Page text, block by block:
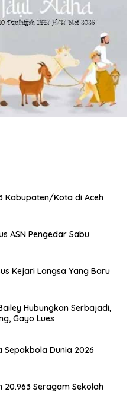
Kabupaten/Kota di Aceh
ASN Pengedar Sabu
Kejari Langsa Yang Baru
Hubungkan Serbajadi,
Gayo Lues
Sepakbola Dunia 2026
20.963 Seragam Sekolah